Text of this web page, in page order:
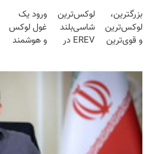
(تخفیف به
مدت
محدود)
ترمیم کننده
23 روزه
ساخت!
هوشمند ⚙️
(نصف
قیمت بازار
بزرگترین،
لوکس‌ترین
و قوی‌ترین
در ایران
رونمایی شد
لوکس‌ترین
شاسی‌بلند
EREV در
رونمایی
شد!
ورود یک
غول لوکس
و هوشمند